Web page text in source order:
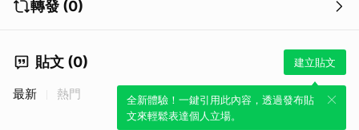
轉發 (0)
貼文 (0) 建立貼文
全新體驗！一鍵引用此內容，透過發布貼
文來輕鬆表達個人立場。
最新 熱門